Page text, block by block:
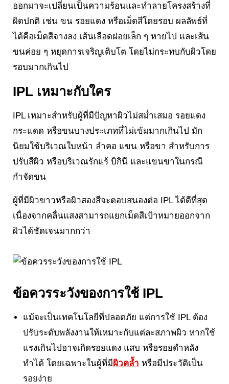
ออกมาจะเปลี่ยนเป็นความร้อนและทำลายโครงสร้างที่
ผิดปกติ เช่น ขน รอยแดง หรือเม็ดสีโดยรอบ ผลลัพธ์ที่
ได้คือเม็ดสีจางลง เส้นเลือดฝอยเล็ก ๆ หายไป และเส้น
ขนค่อย ๆ หยุดการเจริญเติบโต โดยไม่กระทบกับผิวโดย
รอบมากเกินไป
IPL เหมาะกับใคร
IPL เหมาะสำหรับผู้ที่มีปัญหาผิวไม่สม่ำเสมอ รอยแดง
กระแดด หรือขนบางประเภทที่ไม่เข้มมากเกินไป มัก
นิยมใช้บริเวณใบหน้า ลำคอ แขน หรือขา สำหรับการ
ปรับสีผิว หรือบริเวณรักแร้ บิกินี และแขนขาในกรณี
กำจัดขน
ผู้ที่มีผิวขาวหรือผิวสองสีจะตอบสนองต่อ IPL ได้ดีที่สุด
เนื่องจากคลื่นแสงสามารถแยกเม็ดสีเป้าหมายออกจาก
ผิวได้ชัดเจนมากกว่า
ข้อควรระวังของการใช้ IPL
แม้จะเป็นเทคโนโลยีที่ปลอดภัย แต่การใช้ IPL ต้อง
ปรับระดับพลังงานให้เหมาะกับแต่ละสภาพผิว หากใช้
แรงเกินไปอาจเกิดรอยแดง แสบ หรือรอยดำหลัง
ทำได้ โดยเฉพาะในผู้ที่มีผิวคล้ำ หรือมีประวัติเป็น
รอยง่าย